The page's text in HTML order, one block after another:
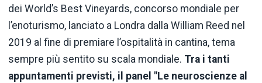
dei World’s Best Vineyards, concorso mondiale per
l’enoturismo, lanciato a Londra dalla William Reed nel
2019 al fine di premiare l’ospitalità in cantina, tema
sempre più sentito su scala mondiale. Tra i tanti
appuntamenti previsti, il panel "Le neuroscienze al